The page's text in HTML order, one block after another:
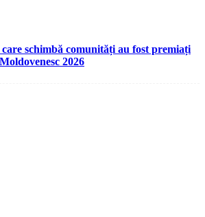
schimbă comunități au fost premiați
2026